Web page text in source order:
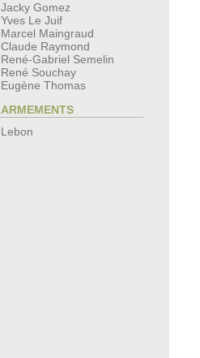
Jacky Gomez
Yves Le Juif
Marcel Maingraud
Claude Raymond
René-Gabriel Semelin
René Souchay
Eugène Thomas
ARMEMENTS
Lebon